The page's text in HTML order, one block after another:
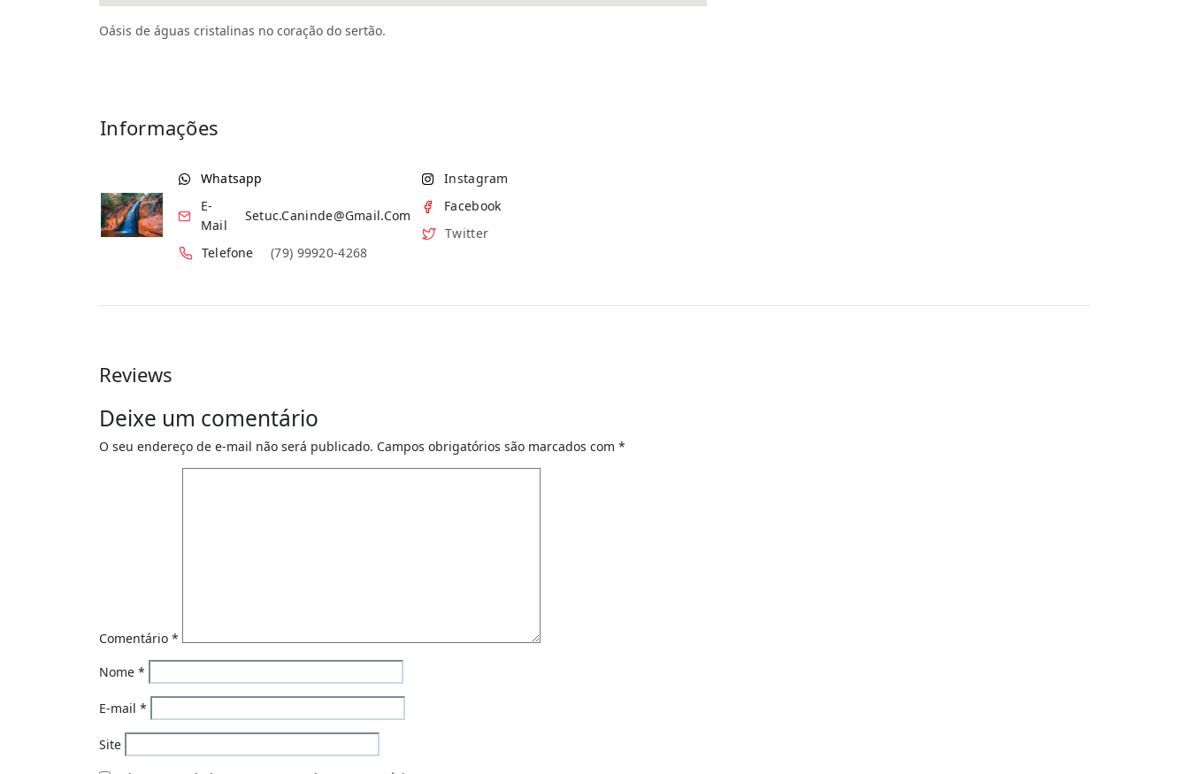
Oásis de águas cristalinas no coração do sertão.
Informações
Whatsapp
E-
Mail
Setuc.caninde@gmail.com
Telefone (79) 99920-4268
Instagram
Facebook
Twitter
Reviews
Deixe um comentário
O seu endereço de e-mail não será publicado. Campos obrigatórios são marcados com *
Comentário *
Nome *
E-mail *
Site